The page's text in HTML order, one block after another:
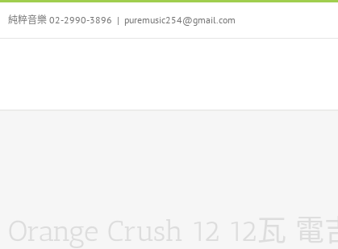
Skip
content
純粹音樂 02-2990-3896 | puremusic254@gmail.com
Orange Crush 12 12瓦